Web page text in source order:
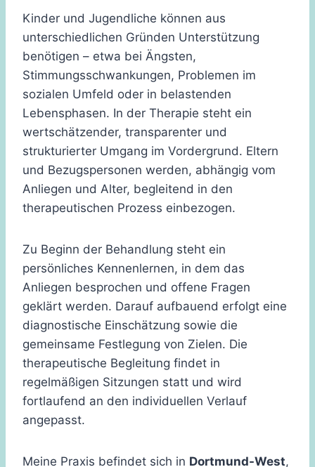
Kinder und Jugendliche können aus
unterschiedlichen Gründen Unterstützung
benötigen – etwa bei Ängsten,
Stimmungsschwankungen, Problemen im
sozialen Umfeld oder in belastenden
Lebensphasen. In der Therapie steht ein
wertschätzender, transparenter und
strukturierter Umgang im Vordergrund. Eltern
und Bezugspersonen werden, abhängig vom
Anliegen und Alter, begleitend in den
therapeutischen Prozess einbezogen.
Zu Beginn der Behandlung steht ein
persönliches Kennenlernen, in dem das
Anliegen besprochen und offene Fragen
geklärt werden. Darauf aufbauend erfolgt eine
diagnostische Einschätzung sowie die
gemeinsame Festlegung von Zielen. Die
therapeutische Begleitung findet in
regelmäßigen Sitzungen statt und wird
fortlaufend an den individuellen Verlauf
angepasst.
Meine Praxis befindet sich in Dortmund-West,